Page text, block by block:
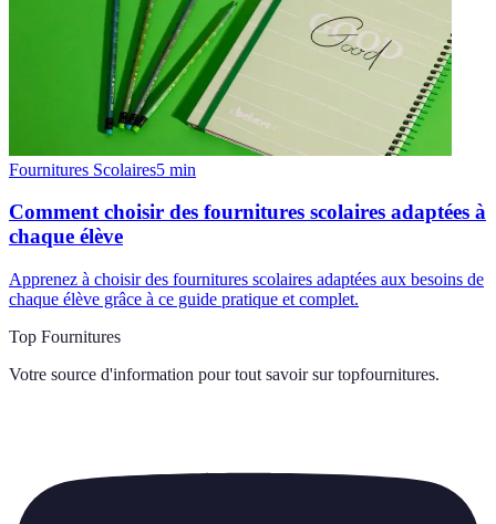
Fournitures Scolaires5 min
Comment choisir des fournitures scolaires adaptées à
chaque élève
Apprenez à choisir des fournitures scolaires adaptées aux besoins de
chaque élève grâce à ce guide pratique et complet.
Top Fournitures
Votre source d'information pour tout savoir sur topfournitures.